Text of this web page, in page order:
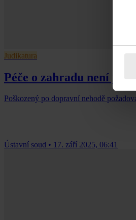
Judikatura
Péče o zahradu není péče
Poškozený po dopravní nehodě
Ústavní soud • 17. září 2025, 06:41